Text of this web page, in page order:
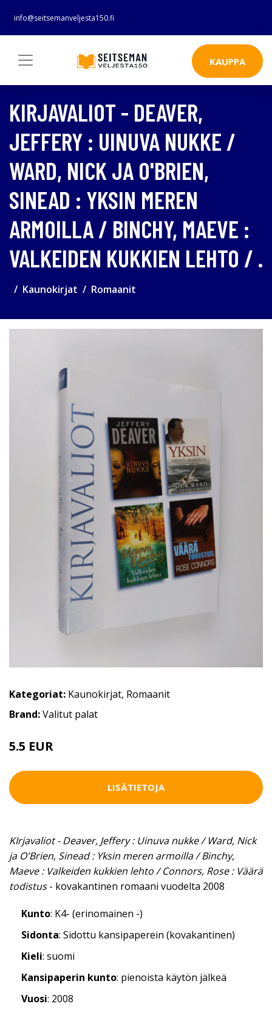
info@seitsemanveljesta150.fi
KAUPPA
KIRJAVALIOT - DEAVER,
JEFFERY : UINUVA NUKKE /
WARD, NICK JA O'BRIEN,
SINEAD : YKSIN MEREN
ARMOILLA / BINCHY, MAEVE :
VALKEIDEN KUKKIEN LEHTO / .
Kaunokirjat Romaanit
Kategoriat: Kaunokirjat, Romaanit
Brand:Valitut palat
5.5 EUR
LISÄTIETOJA
KIrjavaliot - Deaver, Jeffery : Uinuva nukke / Ward, Nick
ja O'Brien, Sinead : Yksin meren armoilla / Binchy,
Maeve : Valkeiden kukkien lehto / Connors, Rose : Väärä
todistus- kovakantinen romaani vuodelta 2008
Kunto: K4- (erinomainen -)
Sidonta: Sidottu kansipaperein (kovakantinen)
Kieli: suomi
Kansipaperin kunto: pienoista käytön jälkeä
Vuosi: 2008